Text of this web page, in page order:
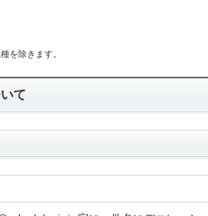
を除きます。
て